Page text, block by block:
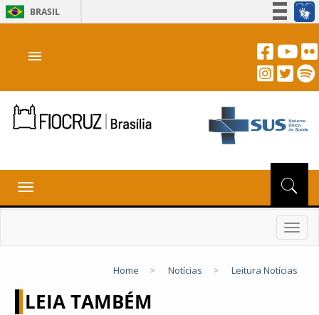
BRASIL
Acesso à informação
Canais
menu
Toggle
navigation
Home > Notícias > Leitura Notícias
LEIA TAMBÉM